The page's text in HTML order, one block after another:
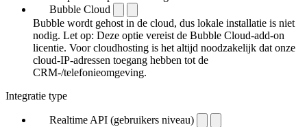
Bubble Cloud
Bubble wordt gehost in de cloud, dus lokale installatie is niet
nodig. Let op: Deze optie vereist de Bubble Cloud-add-on
licentie. Voor cloudhosting is het altijd noodzakelijk dat onze
cloud-IP-adressen toegang hebben tot de
CRM-/telefonieomgeving.
Integratie type
Realtime API (gebruikers niveau)